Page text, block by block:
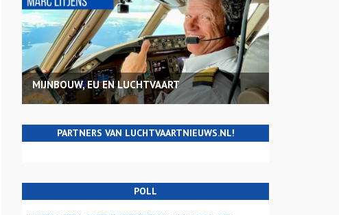
MIJNBOUW, EU EN LUCHTVAART
PARTNERS VAN LUCHTVAARTNIEUWS.NL!
POLL